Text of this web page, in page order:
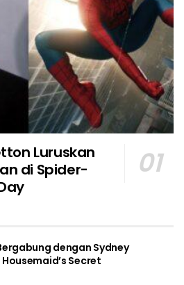
Luruskan
di Spider-
dengan Sydney
Secret